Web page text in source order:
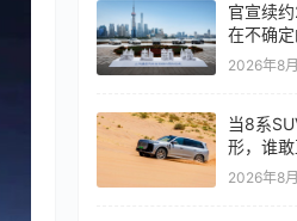
官宣续
在不确
定未来
2026年8
当8系
形，谁敢
2026年8